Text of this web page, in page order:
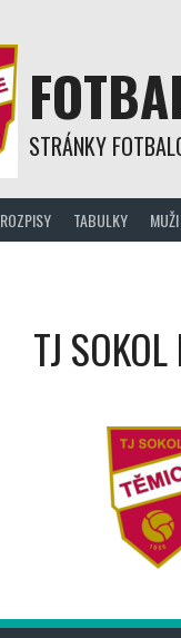
STRÁNKY
ROZPISY TABULKY MUŽI
TJ